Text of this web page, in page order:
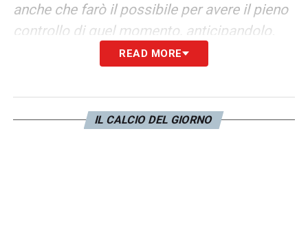
anche che farò il possibile per avere il pieno
controllo di quel momento, anticipandolo.
Cristiano è uno che studia, non
interessa dell’aspetto mentale,
dell’alimentazione. L’obiettivo finale è
READ MORE
IL CALCIO DEL GIORNO